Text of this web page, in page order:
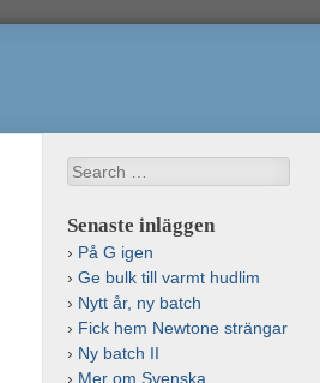
Search
Senaste inläggen
På G igen
Ge bulk till varmt hudlim
Nytt år, ny batch
Fick hem Newtone strängar
Ny batch II
Mer om Svenska